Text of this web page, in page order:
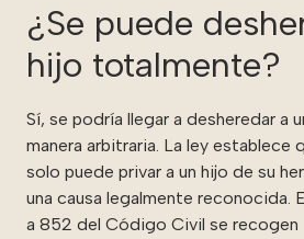
¿Se puede
hijo totalmente?
Sí, se podría llegar a desheredar a
manera arbitraria. La ley establece
solo puede privar a un hijo de su
una causa legalmente reconocida.
a 852 del Código Civil se recogen